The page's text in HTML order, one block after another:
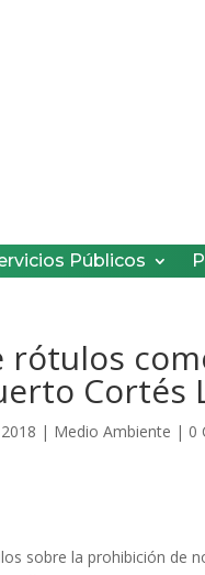
Públicos
rótulos
Cortés
| Medio Ambiente | 0
sobre la prohibición de